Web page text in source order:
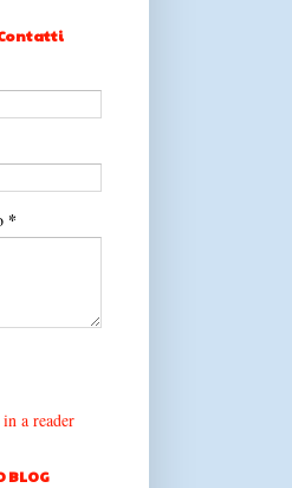
*
a reader
BLOG